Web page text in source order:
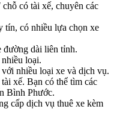
có tài xế, chuyên các
tín, có nhiều lựa chọn xe
đường dài liên tỉnh.
loại.
nhiều loại xe và dịch vụ.
xế. Bạn có thể tìm các
Bình Phước.
cấp dịch vụ thuê xe kèm